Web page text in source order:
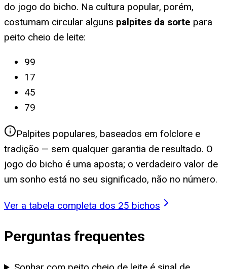
do jogo do bicho. Na cultura popular, porém,
costumam circular alguns palpites da sorte para
peito cheio de leite:
99
17
45
79
Palpites populares, baseados em folclore e
tradição — sem qualquer garantia de resultado. O
jogo do bicho é uma aposta; o verdadeiro valor de
um sonho está no seu significado, não no número.
Ver a tabela completa dos 25 bichos
Perguntas frequentes